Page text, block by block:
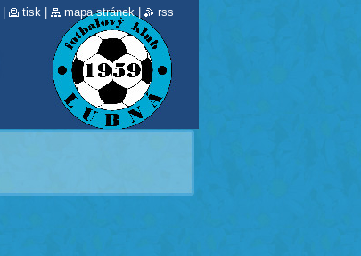
tisk mapa stránek | rss